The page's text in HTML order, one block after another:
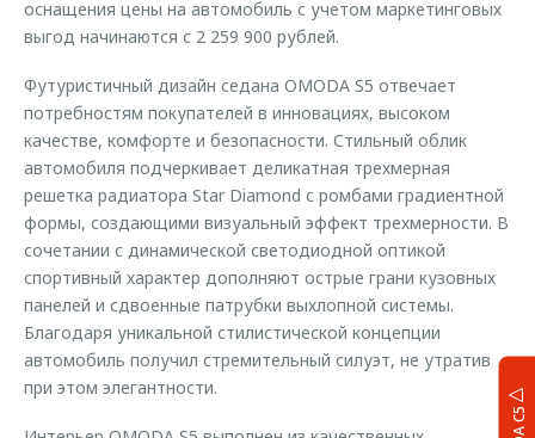
оснащения цены на автомобиль с учетом маркетинговых
выгод начинаются с 2 259 900 рублей.
Футуристичный дизайн седана OMODA S5 отвечает
потребностям покупателей в инновациях, высоком
качестве, комфорте и безопасности. Стильный облик
автомобиля подчеркивает деликатная трехмерная
решетка радиатора Star Diamond с ромбами градиентной
формы, создающими визуальный эффект трехмерности. В
сочетании с динамической светодиодной оптикой
спортивный характер дополняют острые грани кузовных
панелей и сдвоенные патрубки выхлопной системы.
Благодаря уникальной стилистической концепции
автомобиль получил стремительный силуэт, не утратив
при этом элегантности.